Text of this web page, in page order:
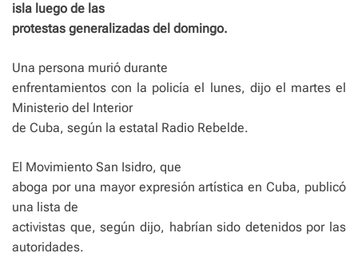
isla luego de las
protestas generalizadas del domingo.
Una persona murió durante
enfrentamientos con la policía el lunes, dijo el martes el
Ministerio del Interior
de Cuba, según la estatal Radio Rebelde.
El Movimiento San Isidro, que
aboga por una mayor expresión artística en Cuba, publicó
una lista de
activistas que, según dijo, habrían sido detenidos por las
autoridades.